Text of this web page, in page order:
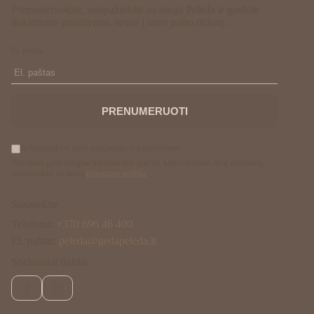
PRENUMERUOTI
FacebookInstagram